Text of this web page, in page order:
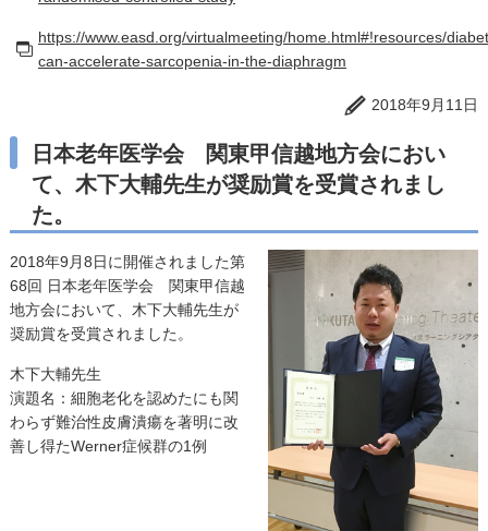
https://www.easd.org/virtualmeeting/home.html#!resources/
can-accelerate-sarcopenia-in-the-diaphragm
2018年9月11日
日本老年医学会 関東甲信越地方会におい
て、木下大輔先生が奨励賞を受賞されまし
た。
2018年9月8日に開催されました第
68回 日本老年医学会 関東甲信越
地方会において、木下大輔先生が
奨励賞を受賞されました。
木下大輔先生
演題名：細胞老化を認めたにも関
わらず難治性皮膚潰瘍を著明に改
善し得たWerner症候群の1例